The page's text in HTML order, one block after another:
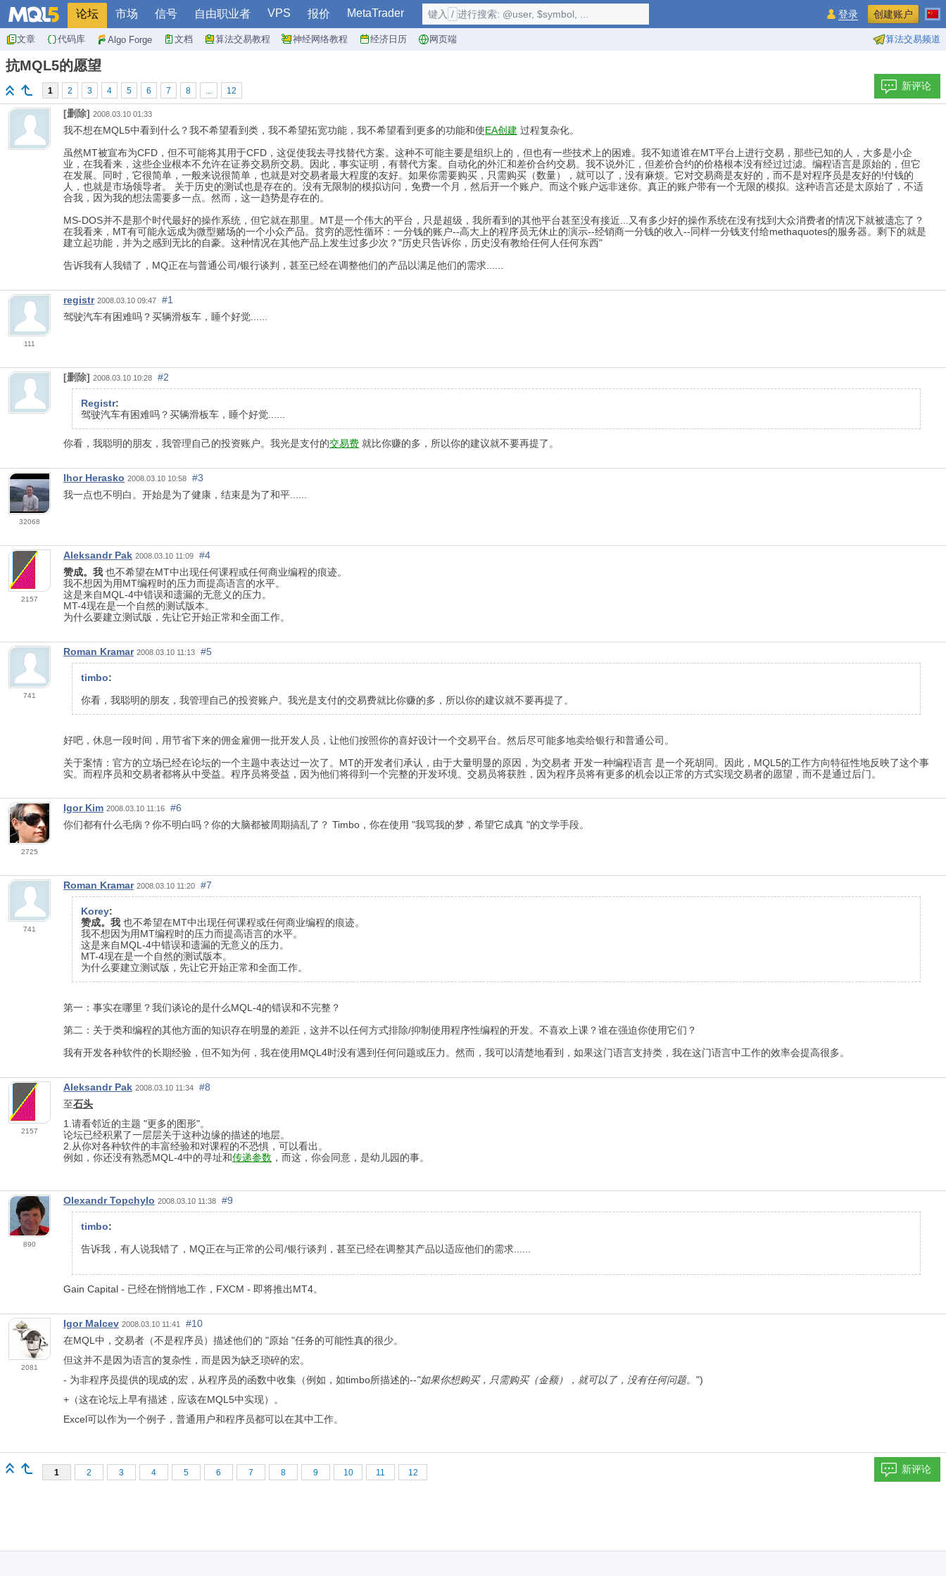
论坛 市场 信号 自由职业者 VPS 报价 MetaTrader
文章 代码库 Algo Forge 文档 算法交易教程 神经网络教程 经济日历 网页端 算法交易频道
键入 / 进行搜索: @user, $symbol, ... 登录 创建账户
抗MQL5的愿望
1 2 3 4 5 6 7 8 ... 12 新评论
[删除] 2008.03.10 01:33
我不想在MQL5中看到什么？我不希望看到类，我不希望拓宽功能，我不希望看到更多的功能和使EA创建 过程复杂化。
虽然MT被宣布为CFD，但不可能将其用于CFD，这促使我去寻找替代方案。这种不可能主要是组织上的，但也有一些技术上的困难。我不知道谁在MT平台上进行交易，那些已知的人，大多是小企
业，在我看来，这些企业根本不允许在证券交易所交易。因此，事实证明，有替代方案。自动化的外汇和差价合约交易。我不说外汇，但差价合约的价格根本没有经过过滤。编程语言是原始的，但它
在发展。同时，它很简单，一般来说很简单，也就是对交易者最大程度的友好。如果你需要购买，只需购买（数量），就可以了，没有麻烦。它对交易商是友好的，而不是对程序员是友好的!付钱的
人，也就是市场领导者。 关于历史的测试也是存在的。没有无限制的模拟访问，免费一个月，然后开一个账户。而这个账户远非迷你。真正的账户带有一个无限的模拟。这种语言还是太原始了，不适
合我，因为我的想法需要多一点。然而，这一趋势是存在的。
MS-DOS并不是那个时代最好的操作系统，但它就在那里。MT是一个伟大的平台，只是超级，我所看到的其他平台甚至没有接近...又有多少好的操作系统在没有找到大众消费者的情况下就被遗忘了？
在我看来，MT有可能永远成为微型赌场的一个小众产品。贫穷的恶性循环：一分钱的账户--高大上的程序员无休止的演示--经销商一分钱的收入--同样一分钱支付给methaquotes的服务器。剩下的就是
建立起功能，并为之感到无比的自豪。这种情况在其他产品上发生过多少次？"历史只告诉你，历史没有教给任何人任何东西"
告诉我有人我错了，MQ正在与普通公司/银行谈判，甚至已经在调整他们的产品以满足他们的需求......
111
registr 2008.03.10 09:47
#1
驾驶汽车有困难吗？买辆滑板车，睡个好觉......
[删除] 2008.03.10 10:28 #2
Registr:
驾驶汽车有困难吗？买辆滑板车，睡个好觉......
你看，我聪明的朋友，我管理自己的投资账户。我光是支付的交易费 就比你赚的多，所以你的建议就不要再提了。
32068
Ihor Herasko 2008.03.10 10:58
#3
我一点也不明白。开始是为了健康，结束是为了和平......
2157
Aleksandr Pak 2008.03.10 11:09
#4
赞成。我 也不希望在MT中出现任何课程或任何商业编程的痕迹。
我不想因为用MT编程时的压力而提高语言的水平。
这是来自MQL-4中错误和遗漏的无意义的压力。
MT-4现在是一个自然的测试版本。
为什么要建立测试版，先让它开始正常和全面工作。
741
Roman Kramar 2008.03.10 11:13 #5
timbo:
你看，我聪明的朋友，我管理自己的投资账户。我光是支付的交易费就比你赚的多，所以你的建议就不要再提了。
好吧，休息一段时间，用节省下来的佣金雇佣一批开发人员，让他们按照你的喜好设计一个交易平台。然后尽可能多地卖给银行和普通公司。
关于案情：官方的立场已经在论坛的一个主题中表达过一次了。MT的开发者们承认，由于大量明显的原因，为交易者 开发一种编程语言 是一个死胡同。因此，MQL5的工作方向特征性地反映了这个事
实。而程序员和交易者都将从中受益。程序员将受益，因为他们将得到一个完整的开发环境。交易员将获胜，因为程序员将有更多的机会以正常的方式实现交易者的愿望，而不是通过后门。
2725
Igor Kim 2008.03.10 11:16
#6
你们都有什么毛病？你不明白吗？你的大脑都被周期搞乱了？ Timbo，你在使用 "我骂我的梦，希望它成真 "的文学手段。
741
Roman Kramar 2008.03.10 11:20 #7
Korey:
赞成。我 也不希望在MT中出现任何课程或任何商业编程的痕迹。
我不想因为用MT编程时的压力而提高语言的水平。
这是来自MQL-4中错误和遗漏的无意义的压力。
MT-4现在是一个自然的测试版本。
为什么要建立测试版，先让它开始正常和全面工作。
第一：事实在哪里？我们谈论的是什么MQL-4的错误和不完整？
第二：关于类和编程的其他方面的知识存在明显的差距，这并不以任何方式排除/抑制使用程序性编程的开发。不喜欢上课？谁在强迫你使用它们？
我有开发各种软件的长期经验，但不知为何，我在使用MQL4时没有遇到任何问题或压力。然而，我可以清楚地看到，如果这门语言支持类，我在这门语言中工作的效率会提高很多。
2157
Aleksandr Pak 2008.03.10 11:34
#8
至石头
1.请看邻近的主题 "更多的图形"。
论坛已经积累了一层层关于这种边缘的描述的地层。
2.从你对各种软件的丰富经验和对课程的不恐惧，可以看出。
例如，你还没有熟悉MQL-4中的寻址和传递参数 ，而这，你会同意，是幼儿园的事。
890
Olexandr Topchylo 2008.03.10 11:38 #9
timbo:
告诉我，有人说我错了，MQ正在与正常的公司/银行谈判，甚至已经在调整其产品以适应他们的需求......
Gain Capital - 已经在悄悄地工作，FXCM - 即将推出MT4。
2081
Igor Malcev 2008.03.10 11:41
#10
在MQL中，交易者（不是程序员）描述他们的 "原始 "任务的可能性真的很少。
但这并不是因为语言的复杂性，而是因为缺乏琐碎的宏。
- 为非程序员提供的现成的宏，从程序员的函数中收集（例如，如timbo所描述的--"如果你想购买，只需购买（金额），就可以了，没有任何问题。")
+（这在论坛上早有描述，应该在MQL5中实现）。
Excel可以作为一个例子，普通用户和程序员都可以在其中工作。
1 2 3 4 5 6 7 8 9 10 11 12 新评论